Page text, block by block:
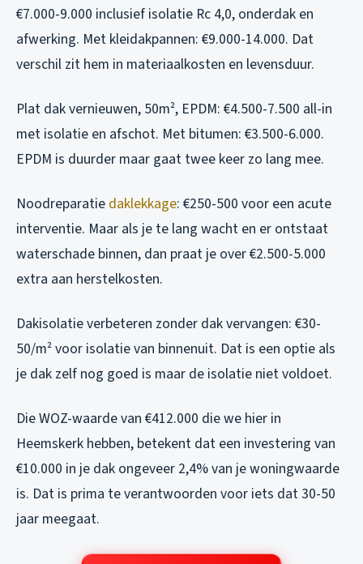
€7.000-9.000 inclusief isolatie Rc 4,0, onderdak en
afwerking. Met kleidakpannen: €9.000-14.000. Dat
verschil zit hem in materiaalkosten en levensduur.
Plat dak vernieuwen, 50m², EPDM: €4.500-7.500 all-in
met isolatie en afschot. Met bitumen: €3.500-6.000.
EPDM is duurder maar gaat twee keer zo lang mee.
Noodreparatie daklekkage: €250-500 voor een acute
interventie. Maar als je te lang wacht en er ontstaat
waterschade binnen, dan praat je over €2.500-5.000
extra aan herstelkosten.
Dakisolatie verbeteren zonder dak vervangen: €30-
50/m² voor isolatie van binnenuit. Dat is een optie als
je dak zelf nog goed is maar de isolatie niet voldoet.
Die WOZ-waarde van €412.000 die we hier in
Heemskerk hebben, betekent dat een investering van
€10.000 in je dak ongeveer 2,4% van je woningwaarde
is. Dat is prima te verantwoorden voor iets dat 30-50
jaar meegaat.